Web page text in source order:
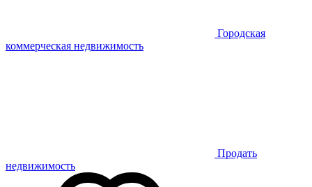
Городская
коммерческая недвижимость
Продать
недвижимость